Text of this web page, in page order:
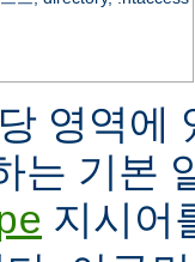
영역에
는 기본
지시어